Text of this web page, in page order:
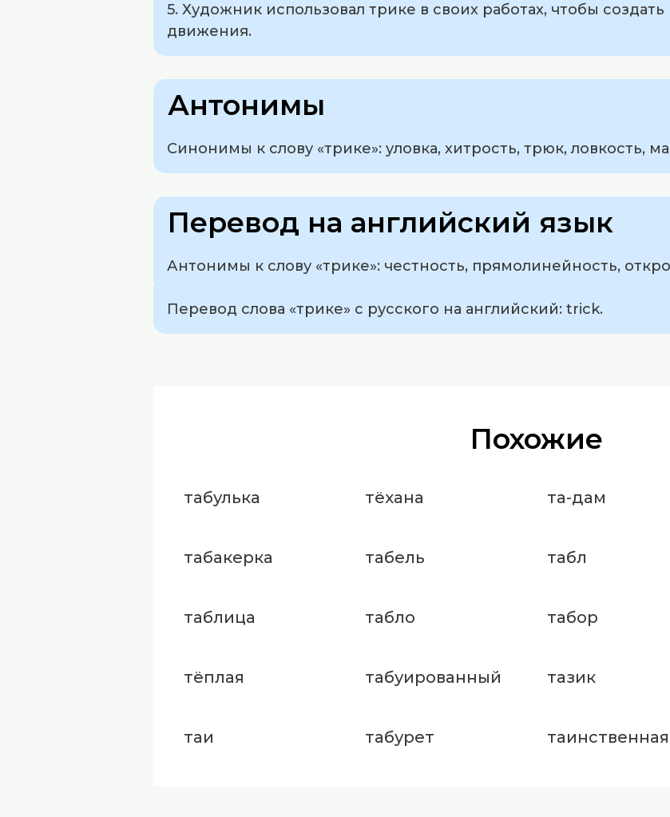
5. Художник использовал трике в своих работах, чтобы
движения.
Антонимы
Синонимы к слову «трике»: уловка, хитрость, трюк, ловкость,
Перевод на английский язык
Антонимы к слову «трике»: честность, прямолинейность,
Перевод слова «трике» с русского на английский: trick.
Похожие
табулька тёхана та-дам
табакерка табель табл
таблица табло табор
тёплая табуированный тазик
таи табурет таинственная